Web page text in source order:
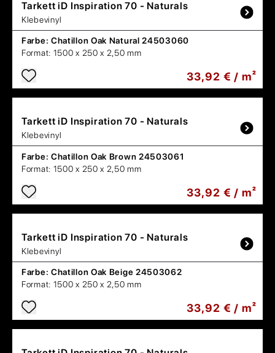
Tarkett iD Inspiration 70 - Naturals
Klebevinyl
Farbe: Chatillon Oak Natural 24503060
Format: 1500 x 250 x 2,50 mm
33,92 € / m²
Tarkett iD Inspiration 70 - Naturals
Klebevinyl
Farbe: Chatillon Oak Brown 24503061
Format: 1500 x 250 x 2,50 mm
33,92 € / m²
Tarkett iD Inspiration 70 - Naturals
Klebevinyl
Farbe: Chatillon Oak Beige 24503062
Format: 1500 x 250 x 2,50 mm
33,92 € / m²